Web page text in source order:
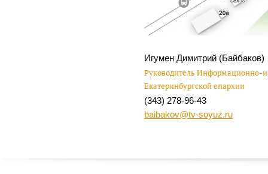
Игумен Димитрий (Байбаков)
Руководитель Информационно-
Екатеринбургской епархии
(343) 278-96-43
baibakov@tv-soyuz.ru